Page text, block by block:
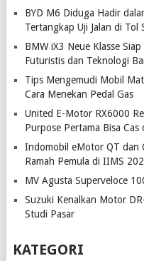
BYD M6 Diduga Hadir
Tertangkap Uji Jalan di Tol
BMW iX3 Neue Klasse
Futuristis dan Teknologi
Tips Mengemudi Mobil
Cara Menekan Pedal Gas
United E-Motor RX6000
Purpose Pertama Bisa Cas
Indomobil eMotor QT dan
Ramah Pemula di IIMS
MV Agusta Superveloce
Suzuki Kenalkan Motor
Studi Pasar
KATEGORI